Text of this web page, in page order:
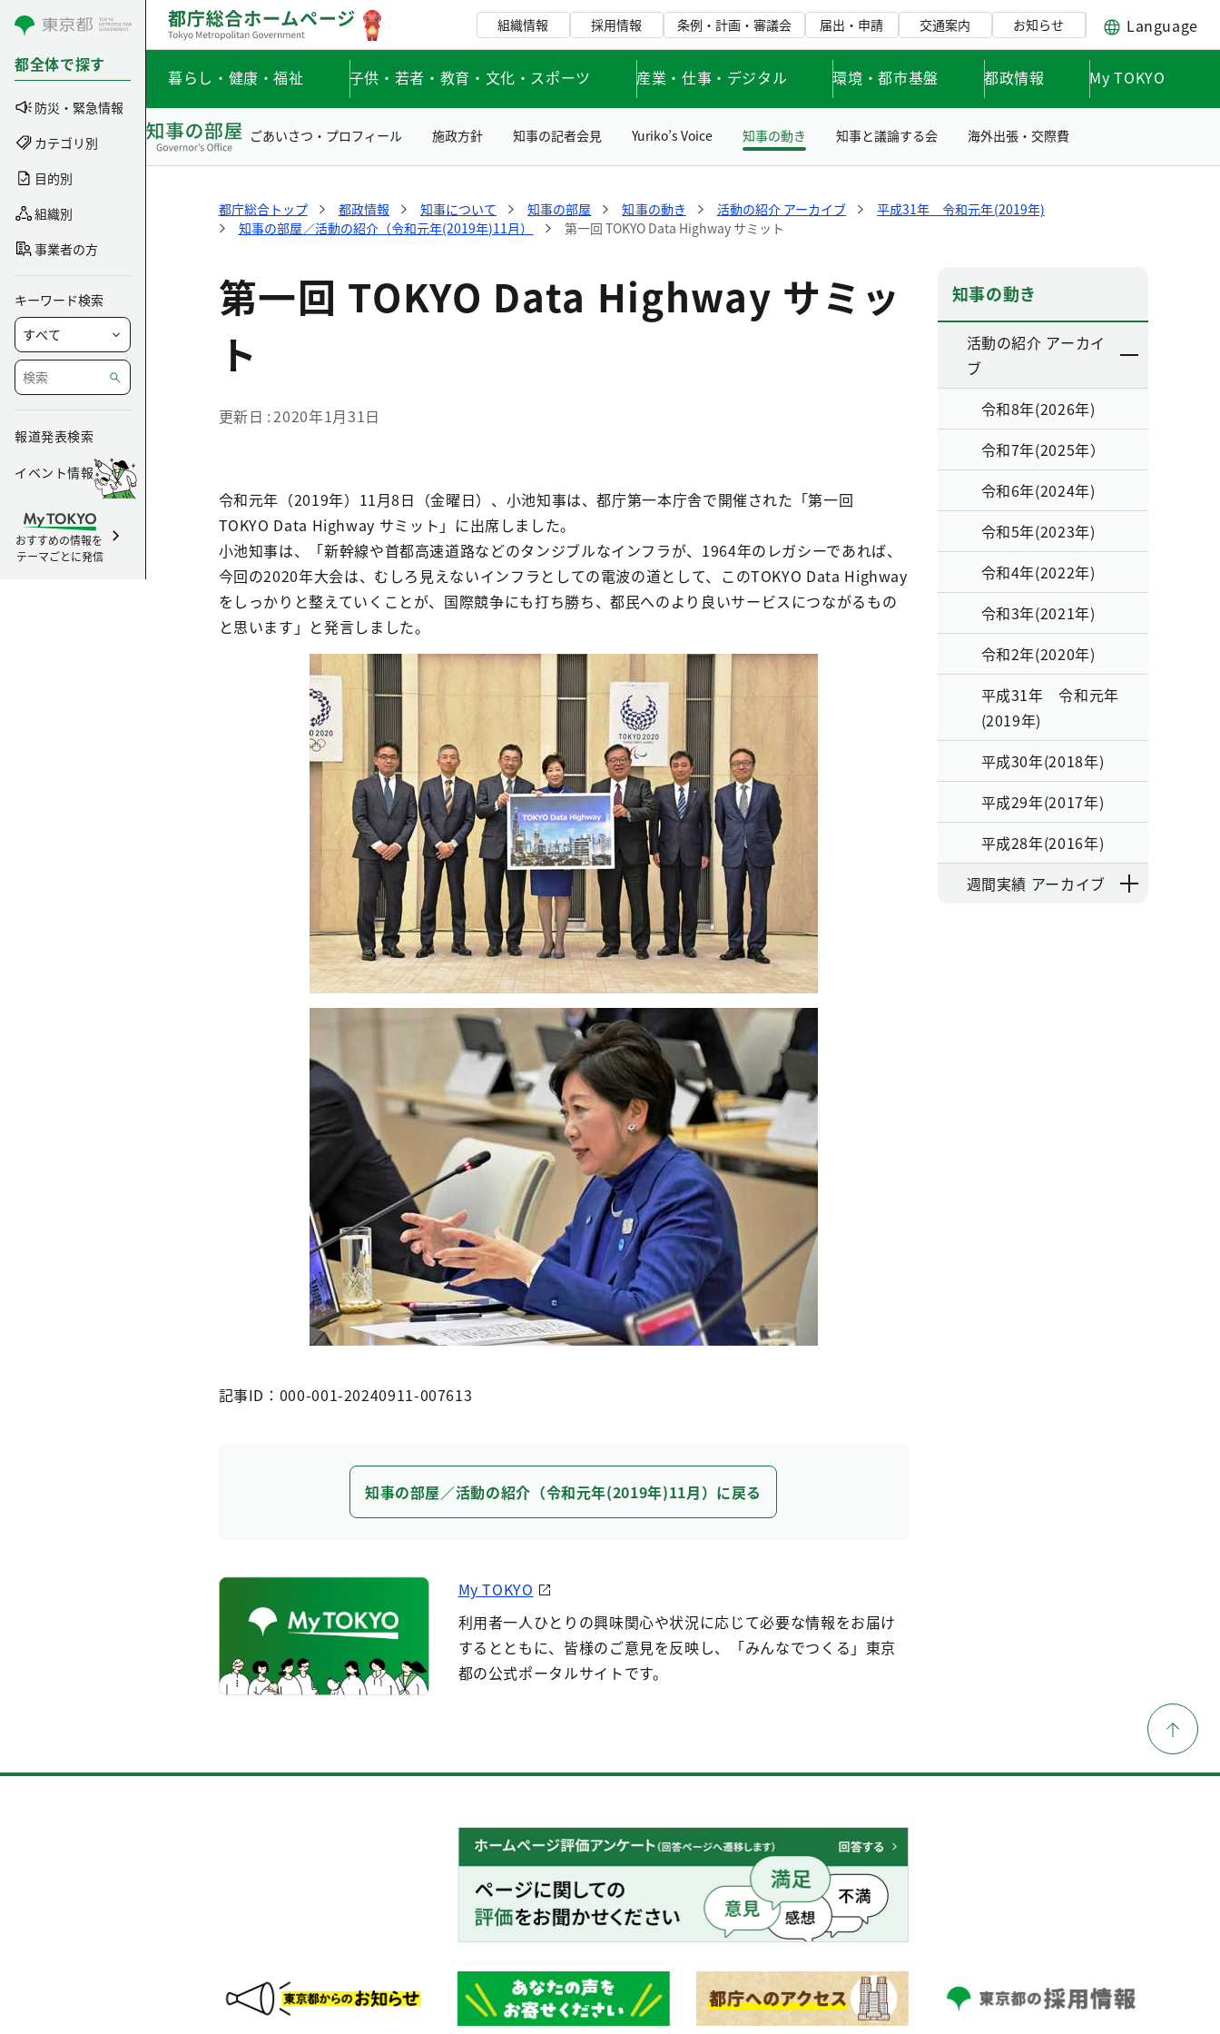
コンテンツにスキップ
都全体で探す
防災・緊急情報
カテゴリ別
目的別
組織別
事業者の方
キーワード検索
報道発表検索
イベント情報
おすすめの情報を
テーマごとに発信
組織情報 採用情報 条例・計画・審議会 届出・申請 交通案内 お知らせ Language
暮らし・健康・福祉 子供・若者・教育・文化・スポーツ 産業・仕事・デジタル 環境・都市基盤 都政情報 My TOKYO
ごあいさつ・プロフィール 施政方針 知事の記者会見 Yuriko’s Voice 知事の動き 知事と議論する会 海外出張・交際費
都庁総合トップ 都政情報 知事について 知事の部屋 知事の動き 活動の紹介 アーカイブ
平成31年 令和元年(2019年)
知事の部屋／活動の紹介（令和元年(2019年)11月）
第一回 TOKYO Data Highway サミット
第一回 TOKYO Data Highway サミッ
ト
更新日 2020年1月31日
令和元年（2019年）11月8日（金曜日）、小池知事は、都庁第一本庁舎で開催された「第一回
TOKYO Data Highway サミット」に出席しました。
小池知事は、「新幹線や首都高速道路などのタンジブルなインフラが、1964年のレガシーであれば、
今回の2020年大会は、むしろ見えないインフラとしての電波の道として、このTOKYO Data Highway
をしっかりと整えていくことが、国際競争にも打ち勝ち、都民へのより良いサービスにつながるもの
と思います」と発言しました。
記事ID：000-001-20240911-007613
知事の部屋／活動の紹介（令和元年(2019年)11月）に戻る
My TOKYO
利用者一人ひとりの興味関心や状況に応じて必要な情報をお届け
するとともに、皆様のご意見を反映し、「みんなでつくる」東京
都の公式ポータルサイトです。
知事の動き
活動の紹介 アーカイ
ブ
令和8年(2026年)
令和7年(2025年）
令和6年(2024年)
令和5年(2023年)
令和4年(2022年)
令和3年(2021年)
令和2年(2020年)
平成31年 令和元年
(2019年)
平成30年(2018年)
平成29年(2017年)
平成28年(2016年)
週間実績 アーカイブ